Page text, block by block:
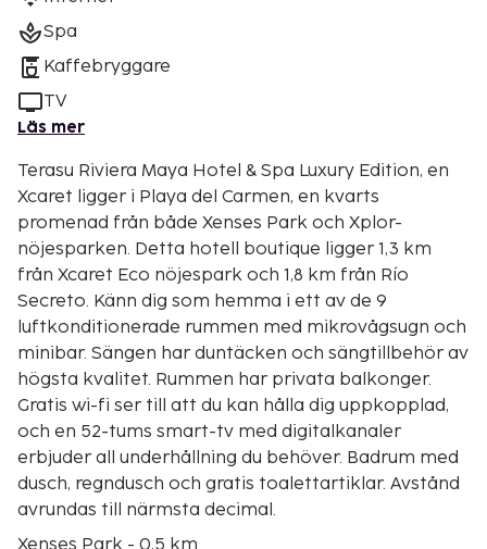
Spa
Kaffebryggare
TV
Läs mer
Terasu Riviera Maya Hotel & Spa Luxury Edition, en
Xcaret ligger i Playa del Carmen, en kvarts
promenad från både Xenses Park och Xplor-
nöjesparken. Detta hotell boutique ligger 1,3 km
från Xcaret Eco nöjespark och 1,8 km från Río
Secreto. Känn dig som hemma i ett av de 9
luftkonditionerade rummen med mikrovågsugn och
minibar. Sängen har duntäcken och sängtillbehör av
högsta kvalitet. Rummen har privata balkonger.
Gratis wi-fi ser till att du kan hålla dig uppkopplad,
och en 52-tums smart-tv med digitalkanaler
erbjuder all underhållning du behöver. Badrum med
dusch, regndusch och gratis toalettartiklar. Avstånd
avrundas till närmsta decimal.